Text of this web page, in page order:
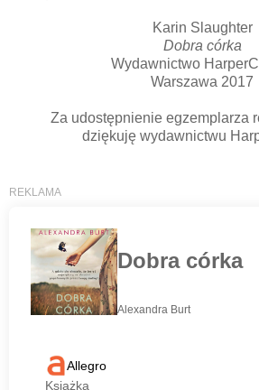
Karin Slaughter
Dobra córka
Wydawnictwo
Warszawa 2017
Za udostępnienie egzemplarza
dziękuję wydawnictwu